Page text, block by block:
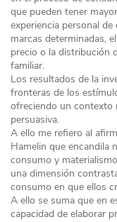
que pueden tener
experiencia personal
marcas determinadas,
precio o la distribución
familiar.
Los resultados de la
fronteras de los
ofreciendo un contexto
persuasiva.
A ello me refiero al
Hamelin que encandila
consumo y
una dimensión
consumo en que ellos
A ello se suma que en
capacidad de elaborar